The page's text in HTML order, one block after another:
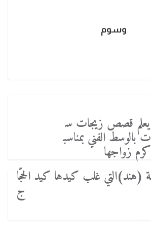
وسوم
يعلم قصص زيجات س
بالوسط الفني بمناسب
زواجها
(هند)التي غلب كيدها كيد الحجّا
ج